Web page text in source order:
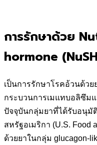
การรักษาด้วย
hormone
เป็นการรักษาโรคอ้วนด้ว
กระบวนการเมแทบอลิซึม
ปัจจุบันกลุ่มยาที่ได้รับอนุมั
สหรัฐอเมริกา (U.S. Food
ด้วยยาในกลุ่ม glucagon-